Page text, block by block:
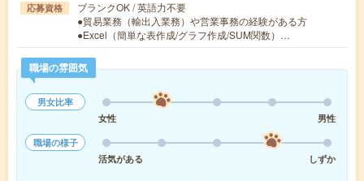
応募資格
ブランクOK / 英語力不要
●貿易業務（輸出入業務）や営業事務の経験がある方
●Excel（簡単な表作成/グラフ作成/SUM関数）…
職場の雰囲気
男女比率
女性
男性
職場の様子
活気がある
しずか